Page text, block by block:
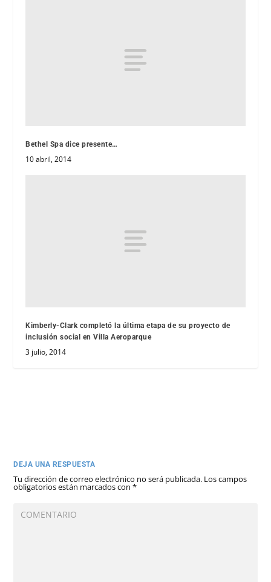
Bethel Spa dice presente…
10 abril, 2014
Kimberly-Clark completó la última etapa de su proyecto de
inclusión social en Villa Aeroparque
3 julio, 2014
DEJA UNA RESPUESTA
Tu dirección de correo electrónico no será publicada. Los campos
obligatorios están marcados con*